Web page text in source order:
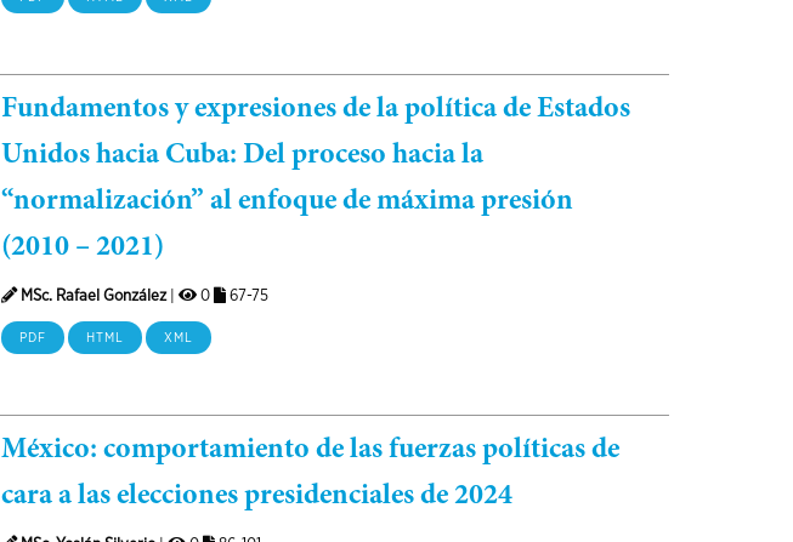
Fundamentos y expresiones de la política de Estados
Unidos hacia Cuba: Del proceso hacia la
“normalización” al enfoque de máxima presión
(2010 – 2021)
MSc. Rafael González 0 67-75
PDF HTML XML
México: comportamiento de las fuerzas políticas de
cara a las elecciones presidenciales de 2024